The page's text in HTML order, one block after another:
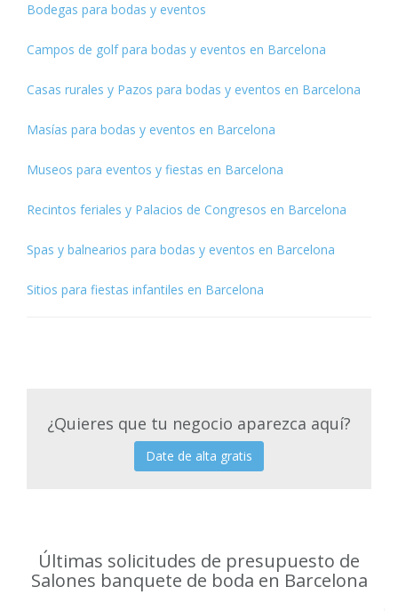
Bodegas para bodas y eventos
Campos de golf para bodas y eventos en Barcelona
Casas rurales y Pazos para bodas y eventos en Barcelona
Masías para bodas y eventos en Barcelona
Museos para eventos y fiestas en Barcelona
Recintos feriales y Palacios de Congresos en Barcelona
Spas y balnearios para bodas y eventos en Barcelona
Sitios para fiestas infantiles en Barcelona
¿Quieres que tu negocio aparezca aquí?
Date de alta gratis
Últimas solicitudes de presupuesto de
Salones banquete de boda en Barcelona